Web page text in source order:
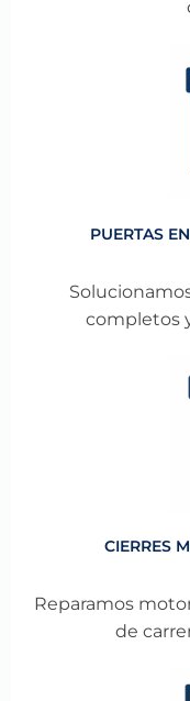
PUERTAS
completos
CIERRES
Reparamos
de